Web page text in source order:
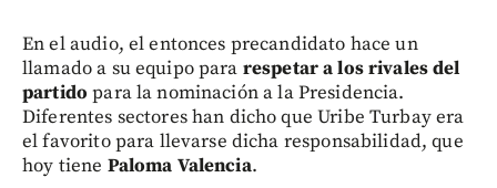
En el audio, el entonces precandidato hace un
llamado a su equipo para respetar a los rivales del
partido para la nominación a la Presidencia.
Diferentes sectores han dicho que Uribe Turbay era
el favorito para llevarse dicha responsabilidad, que
hoy tiene Paloma Valencia.